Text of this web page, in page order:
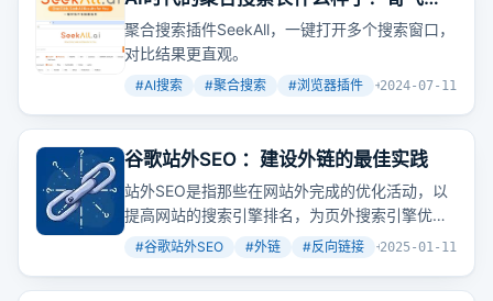
你做出来了
聚合搜索插件SeekAll，一键打开多个搜索窗口，
对比结果更直观。
#AI搜索 #聚合搜索 #浏览器插件 +2
2024-07-11
谷歌站外SEO ：建设外链的最佳实践
站外SEO是指那些在网站外完成的优化活动，以
提高网站的搜索引擎排名，为页外搜索引擎优化
建立反向链接、鼓励品牌搜索以及增加社交媒体
你投信任票，当你获得越多的反向链接，意味着
#谷歌站外SEO #外链 #反向链接 +5
2025-01-11